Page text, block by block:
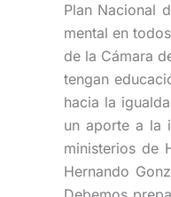
Plan Nacional
mental en
de la Cámara
tengan
hacia la
un aporte a la
ministerios de
Hernando